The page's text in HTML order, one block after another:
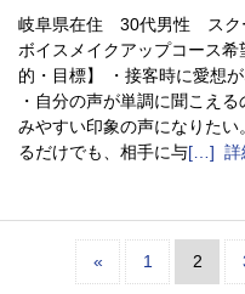
岐阜県在住 30代男性 スク
ボイスメイクアップコース
的・目標】 ・接客時に愛想
・自分の声が単調に聞こえ
みやすい印象の声になりた
るだけでも、相手に与[…] 詳
« 1 2